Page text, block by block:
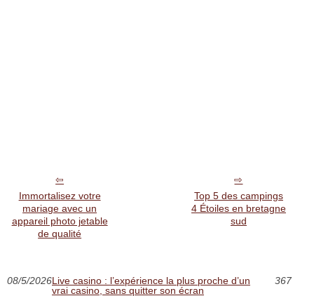
Immortalisez votre
mariage avec un
appareil photo jetable
de qualité
Top 5 des campings
4 Étoiles en bretagne
sud
08/5/2026Live casino : l’expérience la plus proche d’un
vrai casino, sans quitter son écran
367